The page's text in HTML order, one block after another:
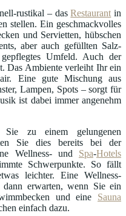
rustikal – dasRestaurant in
stellen. Ein geschmackvolles
und Servietten, hübschen
aber auch gefüllten Salz-
Umfeld. Auch der
Das Ambiente verleiht Ihr ein
Eine gute Mischung aus
Lampen, Spots – sorgt für
ist dabei immer angenehm
zu einem gelungenen
Sie dies bereits bei der
Wellness- und Spa-Hotels
Schwerpunkte. So fällt
leichter. Eine Wellness-
dann erwarten, wenn Sie ein
und eine Sauna
einfach dazu.